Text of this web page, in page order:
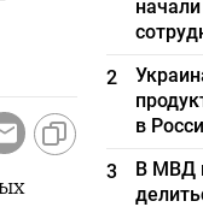
2
в
3
В МВД